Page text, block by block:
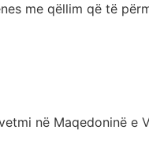
me qëllim që të
në Maqedoninë e